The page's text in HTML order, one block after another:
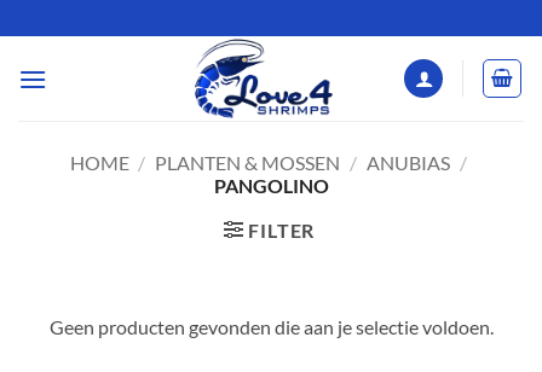
naar
inhoud
HOME / PLANTEN & MOSSEN / ANUBIAS /
PANGOLINO
FILTER
Geen producten gevonden die aan je selectie voldoen.